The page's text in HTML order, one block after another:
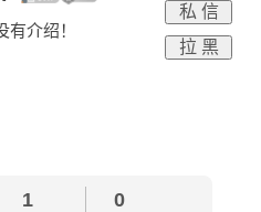
有介绍！
私 信
拉 黑
1 0